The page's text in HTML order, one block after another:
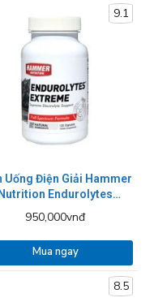
9.1
Uống Điện Giải Hammer
Nutrition Endurolytes
950,000vnđ
Mua ngay
8.5